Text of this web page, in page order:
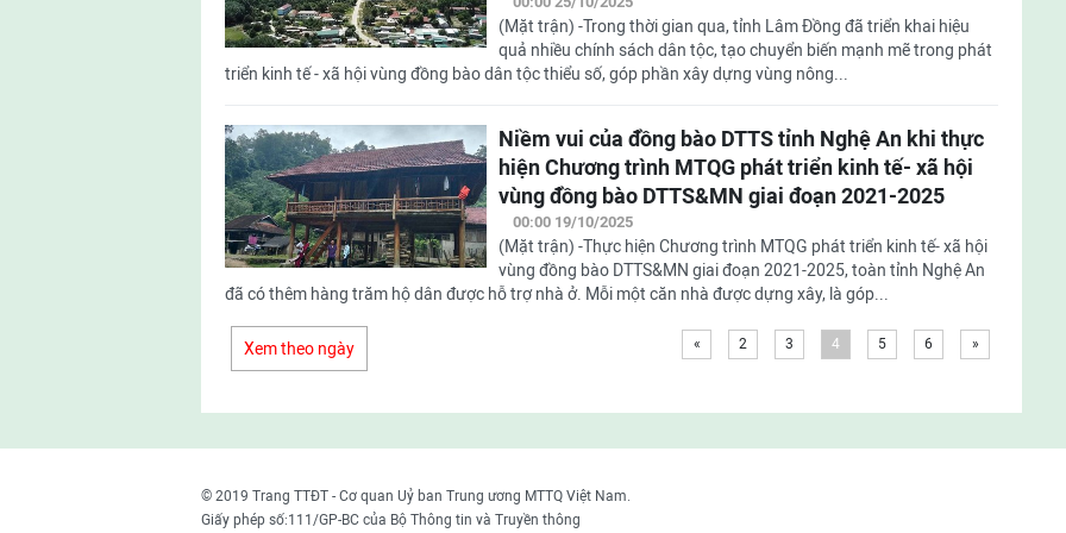
(Mặt trận) -Trong thời gian qua, tỉnh Lâm Đồng đã triển khai hiệu
quả nhiều chính sách dân tộc, tạo chuyển biến mạnh mẽ trong phát
triển kinh tế - xã hội vùng đồng bào dân tộc thiểu số, góp phần xây dựng vùng nông...
Niềm vui của đồng bào DTTS tỉnh Nghệ An khi thực
hiện Chương trình MTQG phát triển kinh tế- xã hội
vùng đồng bào DTTS&MN giai đoạn 2021-2025
00:00 19/10/2025
(Mặt trận) -Thực hiện Chương trình MTQG phát triển kinh tế- xã hội
vùng đồng bào DTTS&MN giai đoạn 2021-2025, toàn tỉnh Nghệ An
đã có thêm hàng trăm hộ dân được hỗ trợ nhà ở. Mỗi một căn nhà được dựng xây, là góp...
Xem theo ngày « 2 3 4 5 6 »
© 2019 Trang TTĐT - Cơ quan Uỷ ban Trung ương MTTQ Việt Nam.
Giấy phép số:111/GP-BC của Bộ Thông tin và Truyền thông